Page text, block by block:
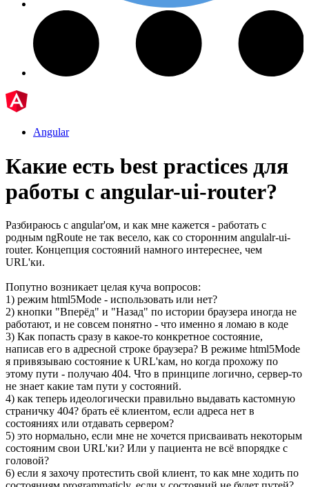
Angular
Какие есть best practices для
работы с angular-ui-router?
Разбираюсь с angular'ом, и как мне кажется - работать с
родным ngRoute не так весело, как со сторонним angulalr-ui-
router. Концепция состояний намного интереснее, чем
URL'ки.
Попутно возникает целая куча вопросов:
1) режим html5Mode - использовать или нет?
2) кнопки "Вперёд" и "Назад" по истории браузера иногда не
работают, и не совсем понятно - что именно я ломаю в коде
3) Как попасть сразу в какое-то конкретное состояние,
написав его в адресной строке браузера? В режиме html5Mode
я привязываю состояние к URL'кам, но когда прохожу по
этому пути - получаю 404. Что в принципе логично, сервер-то
не знает какие там пути у состояний.
4) как теперь идеологически правильно выдавать кастомную
страничку 404? брать её клиентом, если адреса нет в
состояниях или отдавать сервером?
5) это нормально, если мне не хочется присваивать некоторым
состояним свои URL'ки? Или у пациента не всё впорядке с
головой?
6) если я захочу протестить свой клиент, то как мне ходить по